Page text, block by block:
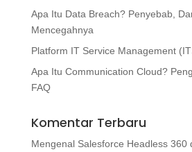
Apa Itu Data Breach? Penyebab,
Mencegahnya
Platform IT Service Management
Apa Itu Communication Cloud?
FAQ
Komentar Terbaru
Mengenal Salesforce Headless 360